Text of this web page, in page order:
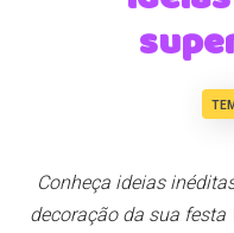
Conheça ideias
decoração da sua